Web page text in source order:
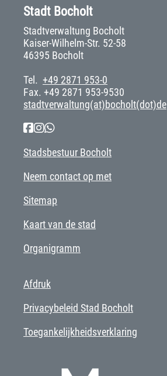
Stadt Bocholt
Stadtverwaltung Bocholt
Kaiser-Wilhelm-Str. 52-58
46395 Bocholt
Tel. +49 2871 953-0
Fax. +49 2871 953-9530
stadtverwaltung(at)bocholt(dot)de
Stadsbestuur Bocholt
Neem contact op met
Sitemap
Kaart van de stad
Organigramm
Afdruk
Privacybeleid Stad Bocholt
Toegankelijkheidsverklaring